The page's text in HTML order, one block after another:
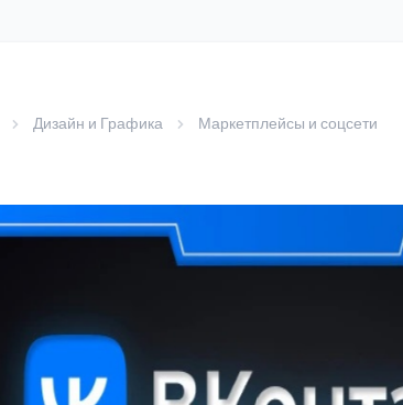
Дизайн и Графика Маркетплейсы и соцсети